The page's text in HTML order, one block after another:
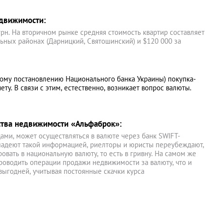
На вторичном рынке средняя стоимость квартир составляет
районах (Дарницкий, Святошинский) и $120 000 за
постановлению Национального банка Украины) покупка-
В связи с этим, естественно, возникает вопрос валюты.
недвижимости «Альфаброк»:
может осуществляться в валюте через банк SWIFT-
такой информацией, риелторы и юристы переубеждают,
в национальную валюту, то есть в гривну. На самом же
операции продажи недвижимости за валюту, что и
учитывая постоянные скачки курса